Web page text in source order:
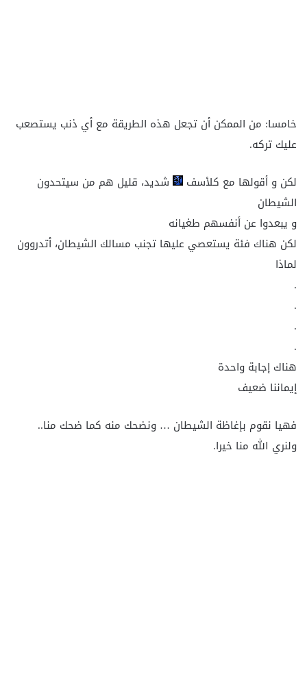
خامسا: من الممكن أن تجعل هذه الطريقة مع أي ذنب يستصعب
عليك تركه.
لكن و أقولها مع كلأسف
شديد، قليل هم من سيتحدون
الشيطان
و يبعدوا عن أنفسهم طغيانه
لكن هناك فئة يستعصي عليها تجنب مسالك الشيطان، أتدروون
لماذا
.
.
.
.
هناك إجابة واحدة
إيماننا ضعيف
فهيا نقوم بإغاظة الشيطان … ونضحك منه كما ضحك منا..
ولنري الله منا خيرا.